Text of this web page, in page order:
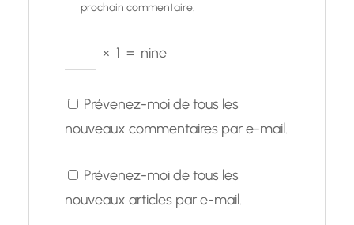
prochain commentaire.
× 1 = nine
Prévenez-moi de tous les
nouveaux commentaires par e-mail.
Prévenez-moi de tous les
nouveaux articles par e-mail.